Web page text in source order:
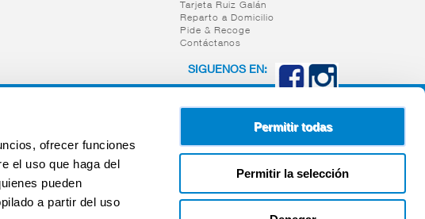
ofrecer funciones
el uso que haga del
pueden
a partir del uso
Permitir todas
Permitir la selección
Tarjeta Ruiz Galán
Reparto a Domicilio
Pide & Recoge
Contáctanos
SIGUENOS EN: